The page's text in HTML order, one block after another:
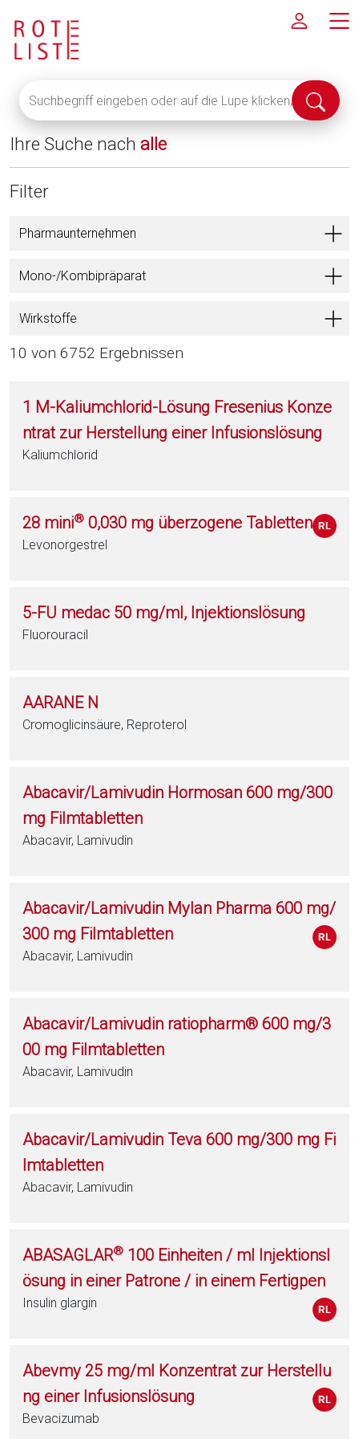
eingeben
oder
auf
die
Lupe
alle
anzuzeigen
Suche
Ihre Suche nach alle
Filter
Pharmaunternehmen
Mono-/Kombipräparat
Wirkstoffe
10 von 6752 Ergebnissen
1 M-Kaliumchlorid-Lösung Fresenius Konze
ntrat zur Herstellung einer Infusionslösung
Kaliumchlorid
28 mini® 0,030 mg überzogene Tabletten
Levonorgestrel
5-FU medac 50 mg/ml, Injektionslösung
Fluorouracil
AARANE N
Cromoglicinsäure, Reproterol
Abacavir/Lamivudin Hormosan 600 mg/300
mg Filmtabletten
Abacavir, Lamivudin
Abacavir/Lamivudin Mylan Pharma 600 mg/
300 mg Filmtabletten
Abacavir, Lamivudin
Abacavir/Lamivudin ratiopharm® 600 mg/3
00 mg Filmtabletten
Abacavir, Lamivudin
Abacavir/Lamivudin Teva 600 mg/300 mg Fi
lmtabletten
Abacavir, Lamivudin
ABASAGLAR® 100 Einheiten / ml Injektionsl
ösung in einer Patrone / in einem Fertigpen
Insulin glargin
Abevmy 25 mg/ml Konzentrat zur Herstellu
ng einer Infusionslösung
Bevacizumab